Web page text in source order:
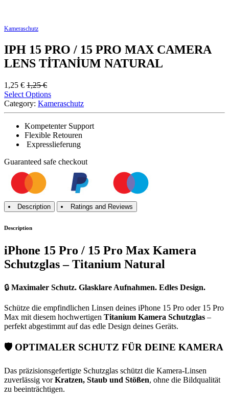
Kameraschutz
IPH 15 PRO / 15 PRO MAX CAMERA
LENS TİTANİUM NATURAL
1,25 € 1,25€
Select Options
Category: Kameraschutz
Kompetenter Support
Flexible Retouren
Expresslieferung
Guaranteed safe checkout
Description Ratings and Reviews
Description
iPhone 15 Pro / 15 Pro Max Kamera
Schutzglas – Titanium Natural
🔒 Maximaler Schutz. Glasklare Aufnahmen. Edles Design.
Schütze die empfindlichen Linsen deines iPhone 15 Pro oder 15 Pro
Max mit diesem hochwertigen Titanium Kamera Schutzglas –
perfekt abgestimmt auf das edle Design deines Geräts.
🛡️ OPTIMALER SCHUTZ FÜR DEINE KAMERA
Das präzisionsgefertigte Schutzglas schützt die Kamera-Linsen
zuverlässig vorKratzen, Staub und Stößen, ohne die Bildqualität
zu beeinträchtigen.